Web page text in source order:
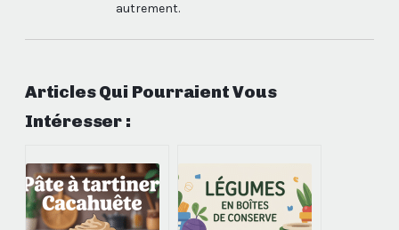
autrement.
Articles Qui Pourraient Vous
Intéresser :